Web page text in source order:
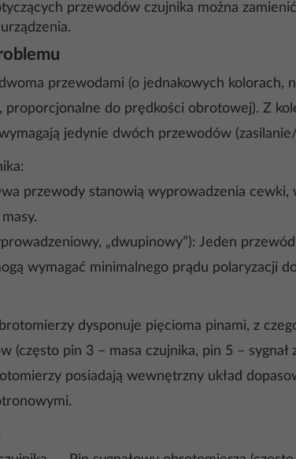
przewodów czujnika można
przewodami (o jednakowych kolorach,
proporcjonalne do prędkości obrotowej). Z
jedynie dwóch przewodów (zasilanie/
przewody stanowią wyprowadzenia cewki,
„dwupinowy”): Jeden
wymagać minimalnego prądu polaryzacji
dysponuje pięcioma pinami, z
(często pin 3 – masa czujnika, pin 5 – sygnał
posiadają wewnętrzny układ